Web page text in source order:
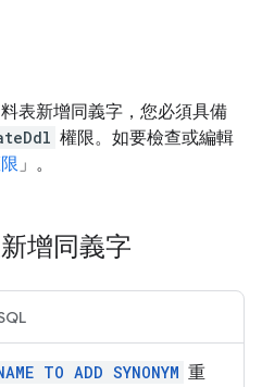
表新增同義字，您必須具備
權限。如要檢查或編輯
」。
增同義字
TO ADD SYNONYM 重